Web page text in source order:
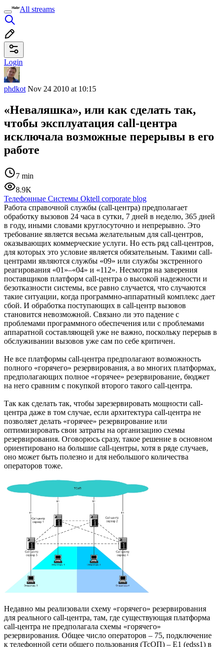
All streams
Login
phdkot Nov 24 2010 at 10:15
«Неваляшка», или как сделать так,
чтобы эксплуатация call-центра
исключала возможные перерывы в его
работе
7 min
8.9K
Телефонные Системы Oktell corporate blog
Работа справочной службы (call-центра) предполагает
обработку вызовов 24 часа в сутки, 7 дней в неделю, 365 дней
в году, иными словами круглосуточно и непрерывно. Это
требование является весьма желательным для call-центров,
оказывающих коммерческие услуги. Но есть ряд call-центров,
для которых это условие является обязательным. Такими call-
центрами являются службы «09» или службы экстренного
реагирования «01»–«04» и «112». Несмотря на заверения
поставщиков платформ call-центра о высокой надежности и
безотказности системы, все равно случается, что случаются
такие ситуации, когда программно-аппаратный комплекс дает
сбой. И обработка поступающих в call-центр вызовов
становится невозможной. Связано ли это падение с
проблемами программного обеспечения или с проблемами
аппаратной составляющей уже не важно, поскольку перерыв в
обслуживании вызовов уже сам по себе критичен.
Не все платформы call-центра предполагают возможность
полного «горячего» резервирования, а во многих платформах,
предполагающих полное «горячее» резервирование, бюджет
на него сравним с покупкой второго такого call-центра.
Так как сделать так, чтобы зарезервировать мощности call-
центра даже в том случае, если архитектура call-центра не
позволяет делать «горячее» резервирование или
оптимизировать свои затраты на организацию схемы
резервирования. Оговорюсь сразу, такое решение в основном
ориентировано на большие call-центры, хотя в ряде случаев,
оно может быть полезно и для небольшого количества
операторов тоже.
Недавно мы реализовали схему «горячего» резервирования
для реального call-центра, там, где существующая платформа
call-центра не предполагала схемы «горячего»
резервирования. Общее число операторов – 75, подключение
к телефонной сети общего пользования (ТсОП) – Е1 (edss1) в